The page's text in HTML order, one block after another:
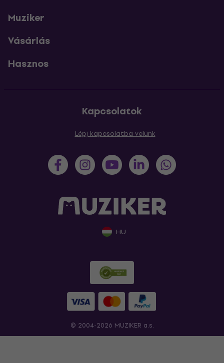
Muziker
Vásárlás
Hasznos
Kapcsolatok
Lépj kapcsolatba velünk
HU
© 2004-2026 MUZIKER a.s.